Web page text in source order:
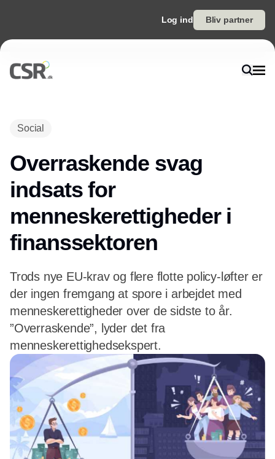
Log ind Bliv partner
Social
Overraskende svag
indsats for
menneskerettigheder i
finanssektoren
Trods nye EU‑krav og flere flotte policy‑løfter er
der ingen fremgang at spore i arbejdet med
menneskerettigheder over de sidste to år.
”Overraskende”, lyder det fra
menneskerettighedsekspert.